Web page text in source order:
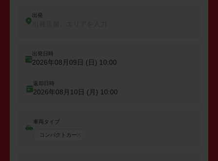
出発
出発日時
2026年08月09日 (日) 10:00
返却日時
2026年08月10日 (月) 10:00
車両タイプ
コンパクトカー